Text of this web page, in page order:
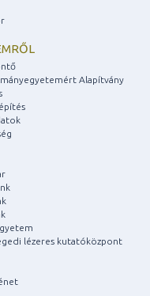
Alapítvány
lézeres kutatóközpont